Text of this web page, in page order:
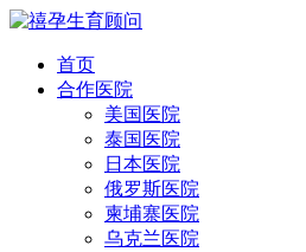
首页
合作医院
美国医院
泰国医院
日本医院
俄罗斯医院
柬埔寨医院
乌克兰医院